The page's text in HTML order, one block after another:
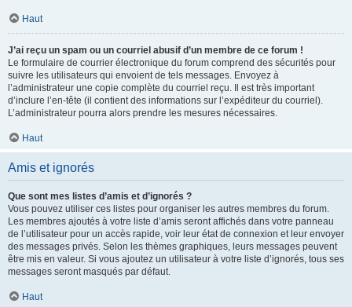
Haut
J’ai reçu un spam ou un courriel abusif d’un membre de ce forum !
Le formulaire de courrier électronique du forum comprend des sécurités pour
suivre les utilisateurs qui envoient de tels messages. Envoyez à
l’administrateur une copie complète du courriel reçu. Il est très important
d’inclure l’en-tête (il contient des informations sur l’expéditeur du courriel).
L’administrateur pourra alors prendre les mesures nécessaires.
Haut
Amis et ignorés
Que sont mes listes d’amis et d’ignorés ?
Vous pouvez utiliser ces listes pour organiser les autres membres du forum.
Les membres ajoutés à votre liste d’amis seront affichés dans votre panneau
de l’utilisateur pour un accès rapide, voir leur état de connexion et leur envoyer
des messages privés. Selon les thèmes graphiques, leurs messages peuvent
être mis en valeur. Si vous ajoutez un utilisateur à votre liste d’ignorés, tous ses
messages seront masqués par défaut.
Haut